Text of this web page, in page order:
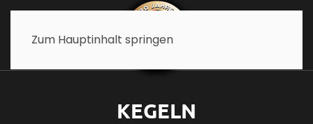
Zum Hauptinhalt springen
KEGELN